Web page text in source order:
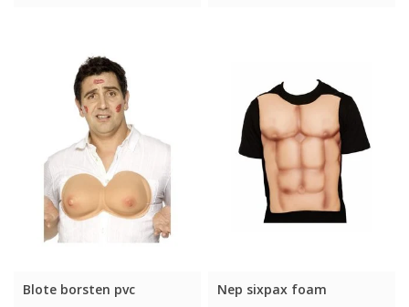
Blote borsten pvc Nep sixpax foam